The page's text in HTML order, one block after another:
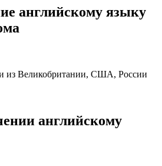
английскому языку
из Великобритании, США, России
английскому